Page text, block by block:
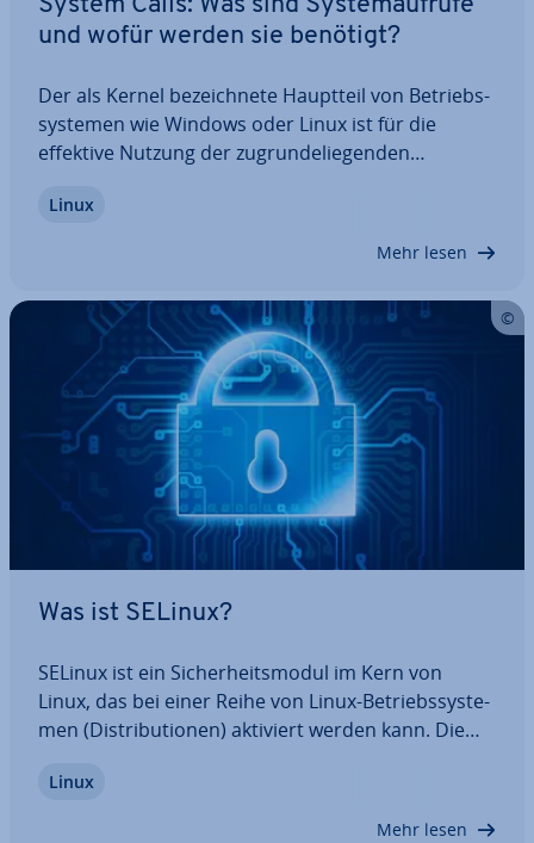
System Calls: Was sind Sys­tem­auf­ru­fe
und wofür werden sie benötigt?
Der als Kernel be­zeich­ne­te Hauptteil von Be­triebs­
sys­te­men wie Windows oder Linux ist für die
effektive Nutzung der zu­grun­de­lie­gen­den
arbeitet dieser Sys­tem­kern auf einer über­ge­ord­ne­
ten Schicht, auf die An­wen­dungs­pro­gram­me…
Linux
Mehr lesen
Was ist SELinux?
SELinux ist ein Si­cher­heits­mo­dul im Kern von
Linux, das bei einer Reihe von Linux-Be­triebs­sys­te­
men (Dis­tri­bu­tio­nen) aktiviert werden kann. Die
SELinux auf das Nötigste begrenzt. Dadurch
Linux
Mehr lesen